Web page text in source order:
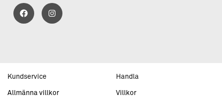
Kundservice
Allmänna villkor
Handla
Villkor